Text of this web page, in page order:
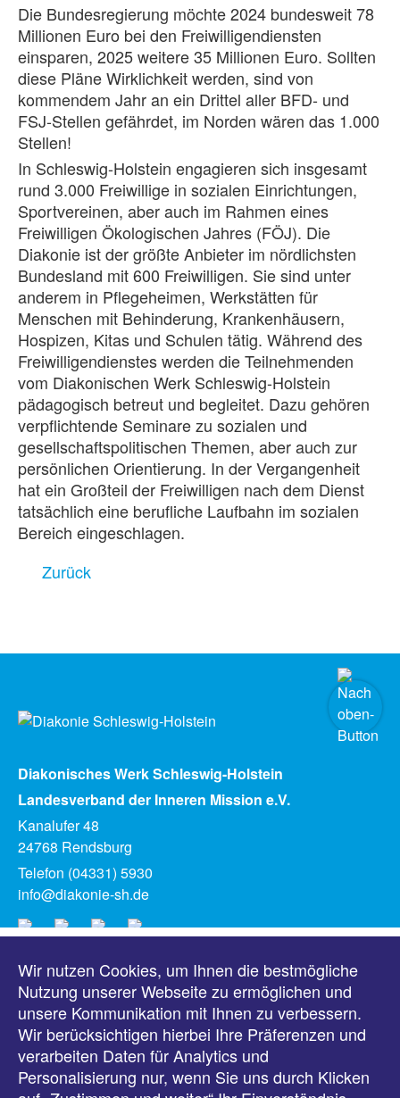
Die Bundesregierung möchte 2024 bundesweit 78
Millionen Euro bei den Freiwilligendiensten
einsparen, 2025 weitere 35 Millionen Euro. Sollten
diese Pläne Wirklichkeit werden, sind von
kommendem Jahr an ein Drittel aller BFD- und
FSJ-Stellen gefährdet, im Norden wären das 1.000
Stellen!
In Schleswig-Holstein engagieren sich insgesamt
rund 3.000 Freiwillige in sozialen Einrichtungen,
Sportvereinen, aber auch im Rahmen eines
Freiwilligen Ökologischen Jahres (FÖJ). Die
Diakonie ist der größte Anbieter im nördlichsten
Bundesland mit 600 Freiwilligen. Sie sind unter
anderem in Pflegeheimen, Werkstätten für
Menschen mit Behinderung, Krankenhäusern,
Hospizen, Kitas und Schulen tätig. Während des
Freiwilligendienstes werden die Teilnehmenden
vom Diakonischen Werk Schleswig-Holstein
pädagogisch betreut und begleitet. Dazu gehören
verpflichtende Seminare zu sozialen und
gesellschaftspolitischen Themen, aber auch zur
persönlichen Orientierung. In der Vergangenheit
hat ein Großteil der Freiwilligen nach dem Dienst
tatsächlich eine berufliche Laufbahn im sozialen
Bereich eingeschlagen.
Zurück
Diakonisches Werk Schleswig-Holstein
Landesverband der Inneren Mission e.V.
Kanalufer 48
24768 Rendsburg
Telefon (04331) 5930
info@diakonie-sh.de
Meldungen
Veranstaltungen
Downloads
Wir nutzen Cookies, um Ihnen die bestmögliche
Nutzung unserer Webseite zu ermöglichen und
unsere Kommunikation mit Ihnen zu verbessern.
Wir berücksichtigen hierbei Ihre Präferenzen und
verarbeiten Daten für Analytics und
Personalisierung nur, wenn Sie uns durch Klicken